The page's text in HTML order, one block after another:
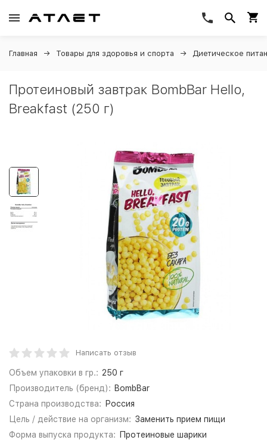
Главная Товары для здоровья и спорта Диетическое
Протеиновый завтрак BombBar Hello,
Breakfast (250 г)
Написать отзыв
Объем упаковки в гр.: 250 г
Производитель (бренд): BombBar
Страна производства:
Россия
Цель / действие на организм: Заменить прием пищи
Форма выпуска продукта:
Протеиновые шарики